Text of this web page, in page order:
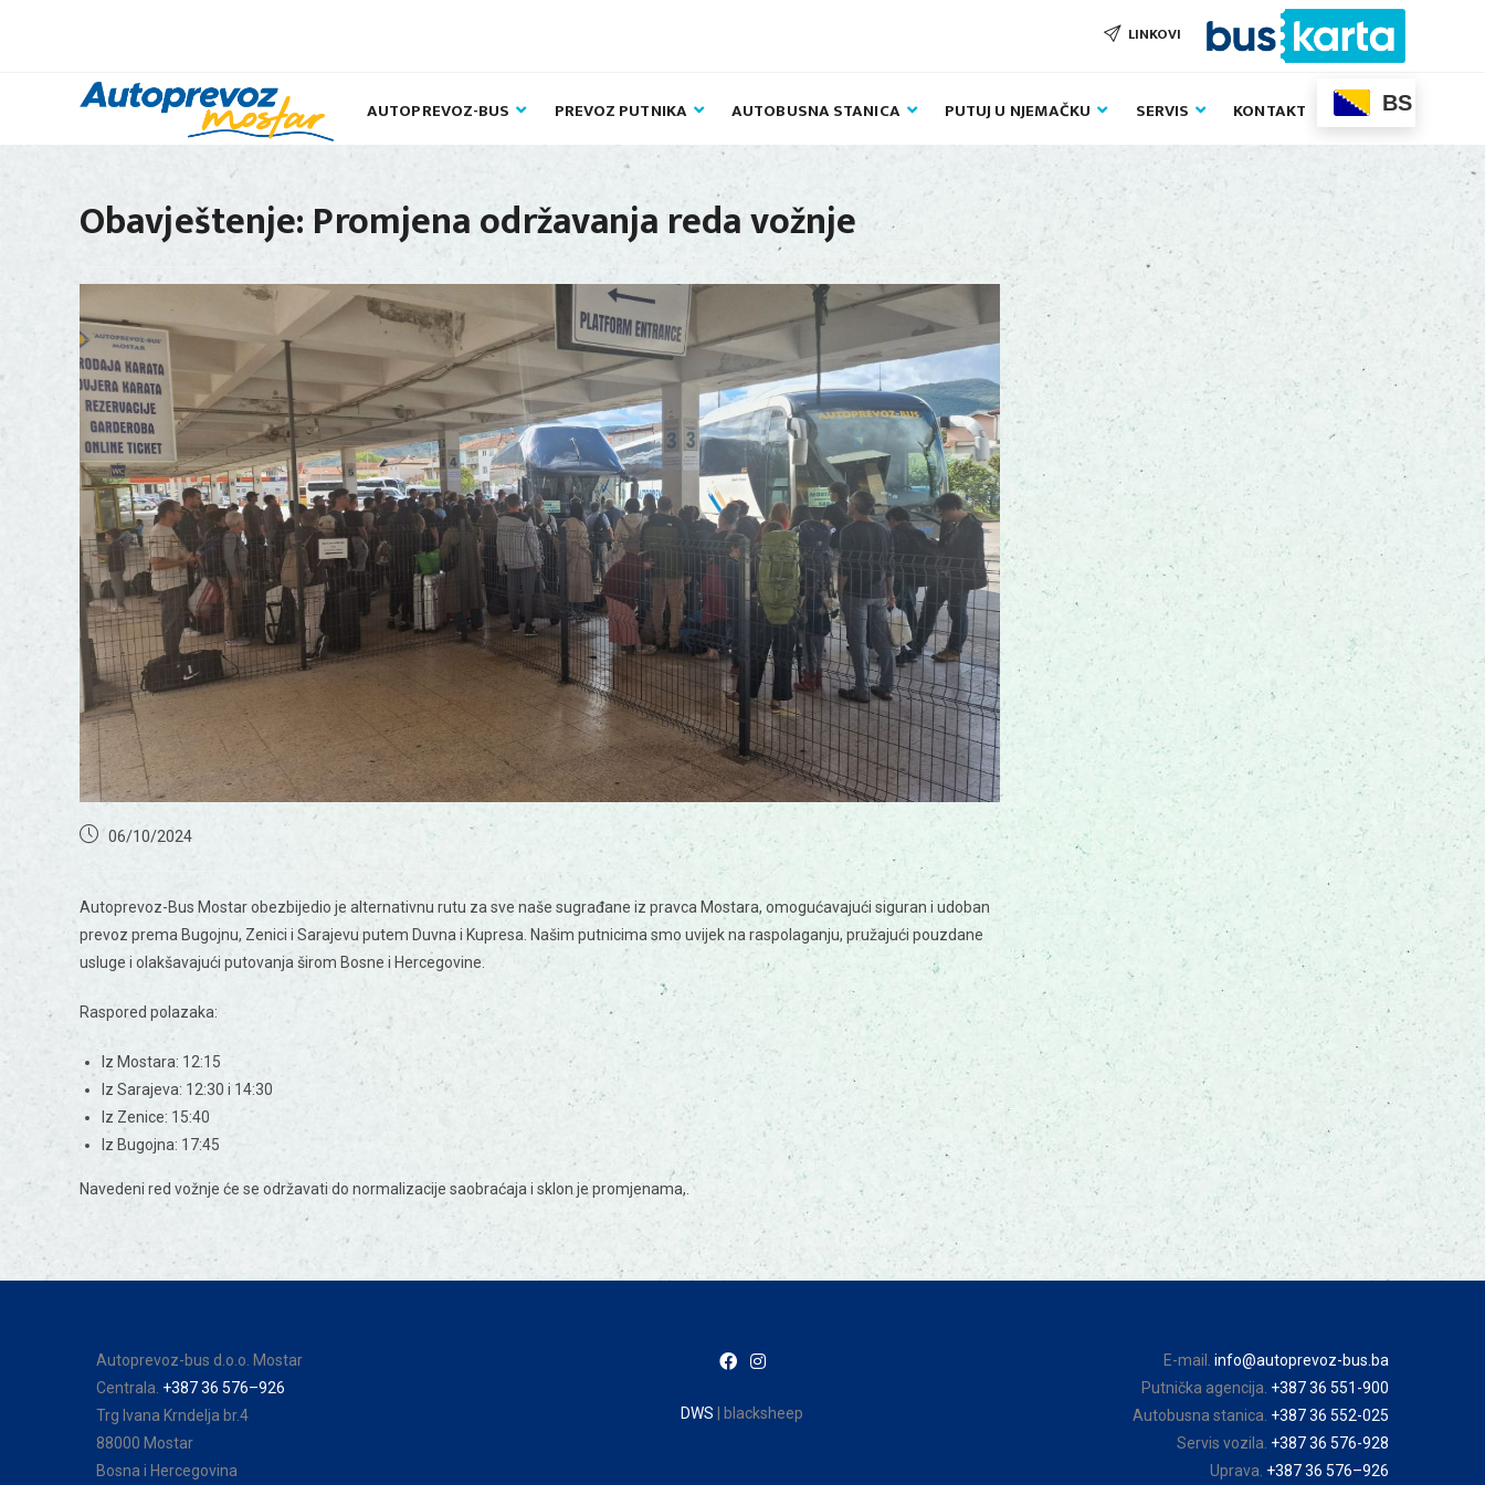
LINKOVI
AUTOPREVOZ-BUS PREVOZ PUTNIKA AUTOBUSNA STANICA PUTUJ U NJEMAČKU SERVIS KONTAKT BS
Obavještenje: Promjena održavanja reda vožnje
06/10/2024
Autoprevoz-Bus Mostar obezbijedio je alternativnu rutu za sve naše sugrađane iz pravca Mostara, omogućavajući siguran i udoban
prevoz prema Bugojnu, Zenici i Sarajevu putem Duvna i Kupresa. Našim putnicima smo uvijek na raspolaganju, pružajući pouzdane
usluge i olakšavajući putovanja širom Bosne i Hercegovine.
Raspored polazaka:
Iz Mostara: 12:15
Iz Sarajeva: 12:30 i 14:30
Iz Zenice: 15:40
Iz Bugojna: 17:45
Navedeni red vožnje će se održavati do normalizacije saobraćaja i sklon je promjenama,.
Autoprevoz-bus d.o.o. Mostar
Centrala. +387 36 576–926
Trg Ivana Krndelja br.4
88000 Mostar
Bosna i Hercegovina
DWS | blacksheep
E-mail. info@autoprevoz-bus.ba
Putnička agencija. +387 36 551-900
Autobusna stanica. +387 36 552-025
Servis vozila. +387 36 576-928
Uprava. +387 36 576–926